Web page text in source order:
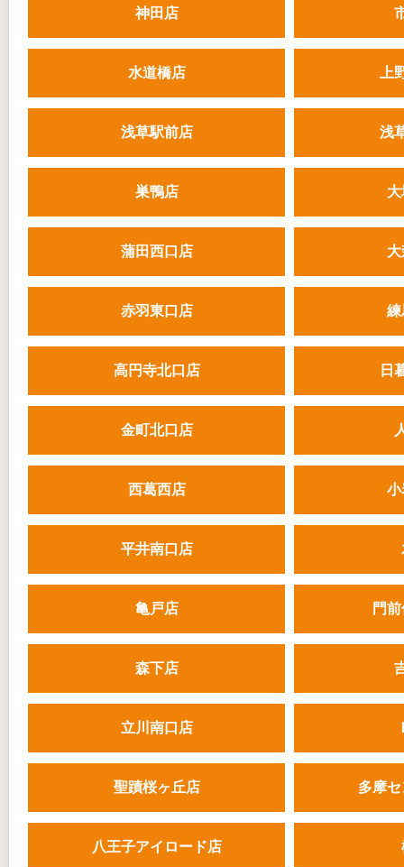
神田店
水道橋店 上
浅草駅前店 浅
巣鴨店
蒲田西口店
赤羽東口店 練
高円寺北口店 日
金町北口店
西葛西店 小
平井南口店
亀戸店 門
森下店
立川南口店
聖蹟桜ヶ丘店 多摩
八王子アイロード店